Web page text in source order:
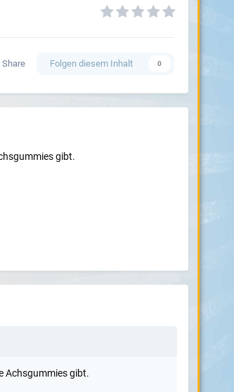
Share Folgen diesem Inhalt 0
gibt.
Achsgummies gibt.